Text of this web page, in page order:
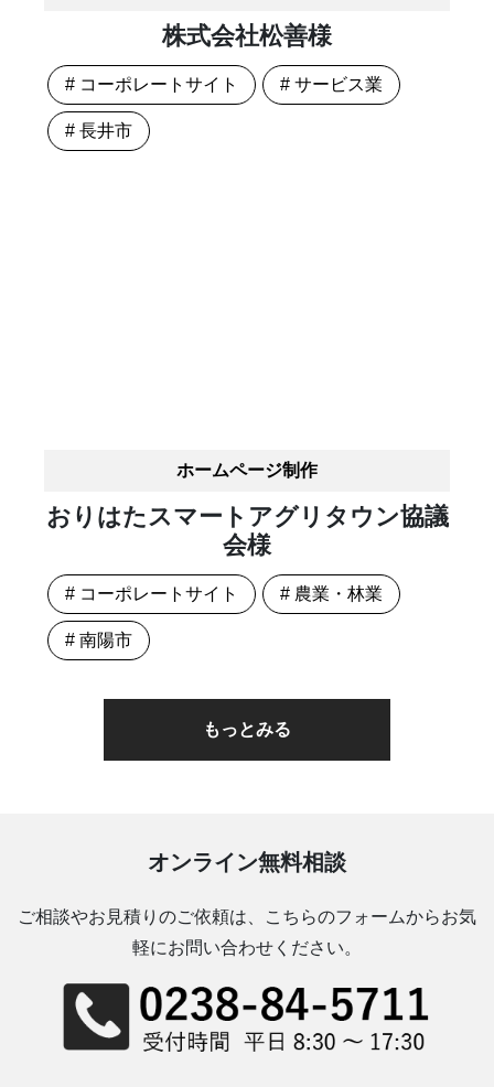
株式会社松善様
# コーポレートサイト # サービス業
# 長井市
ホームページ制作
おりはたスマートアグリタウン協議
会様
# コーポレートサイト # 農業・林業
# 南陽市
もっとみる
オンライン無料相談
ご相談やお見積りのご依頼は、こちらのフォームからお気
軽にお問い合わせください。